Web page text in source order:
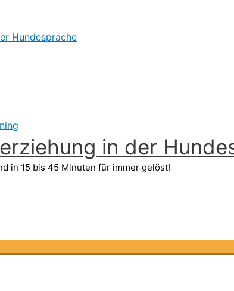
Hundesprache
in der
in 15 bis 45 Minuten für immer gelöst!